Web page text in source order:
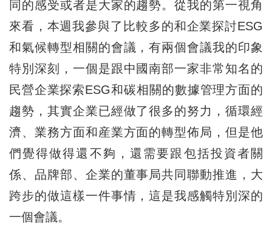
同的感受或者是大家的趨勢。從我的第一視角
來看，本週我參與了比較多的和企業探討ESG
和氣候轉型相關的會議，有兩個會議我的印象
特別深刻，一個是跟中國南部一家非常知名的
民營企業探索ESG和碳相關的數據管理方面的
趨勢，其實企業已經做了很多的努力，循環經
濟、業務方面和産業方面的轉型佈局，但是他
們覺得做得還不夠，還需要跟包括投資者關
係、品牌部、企業的董事局共同聯動推進，大
跨步的做這樣一件事情，這是我感觸特別深的
一個會議。